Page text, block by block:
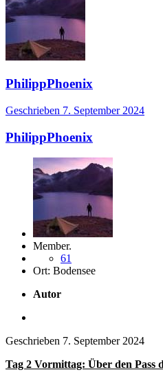
PhilippPhoenix
Geschrieben 7. September 2024
PhilippPhoenix
Member.
61
Ort: Bodensee
Autor
Geschrieben 7. September 2024
Tag 2 Vormittag: Über den Pass